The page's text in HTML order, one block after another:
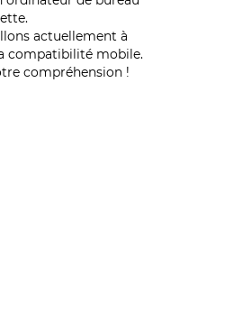
actuellement à
compatibilité mobile.
compréhension !